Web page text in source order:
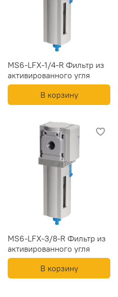
MS6-LFX-1/4-R Фильтр из
активированного угля
В корзину
MS6-LFX-3/8-R Фильтр из
активированного угля
В корзину